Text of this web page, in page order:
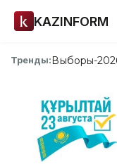
KAZINFORM
Тренды:Выборы-